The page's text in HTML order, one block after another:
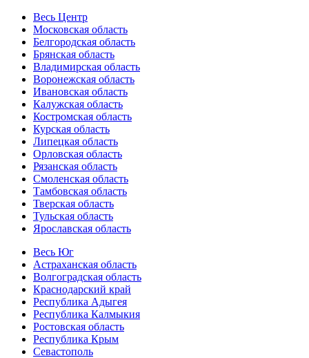
Весь Центр
Московская область
Белгородская область
Брянская область
Владимирская область
Воронежская область
Ивановская область
Калужская область
Костромская область
Курская область
Липецкая область
Орловская область
Рязанская область
Смоленская область
Тамбовская область
Тверская область
Тульская область
Ярославская область
Весь Юг
Астраханская область
Волгоградская область
Краснодарский край
Республика Адыгея
Республика Калмыкия
Ростовская область
Республика Крым
Севастополь